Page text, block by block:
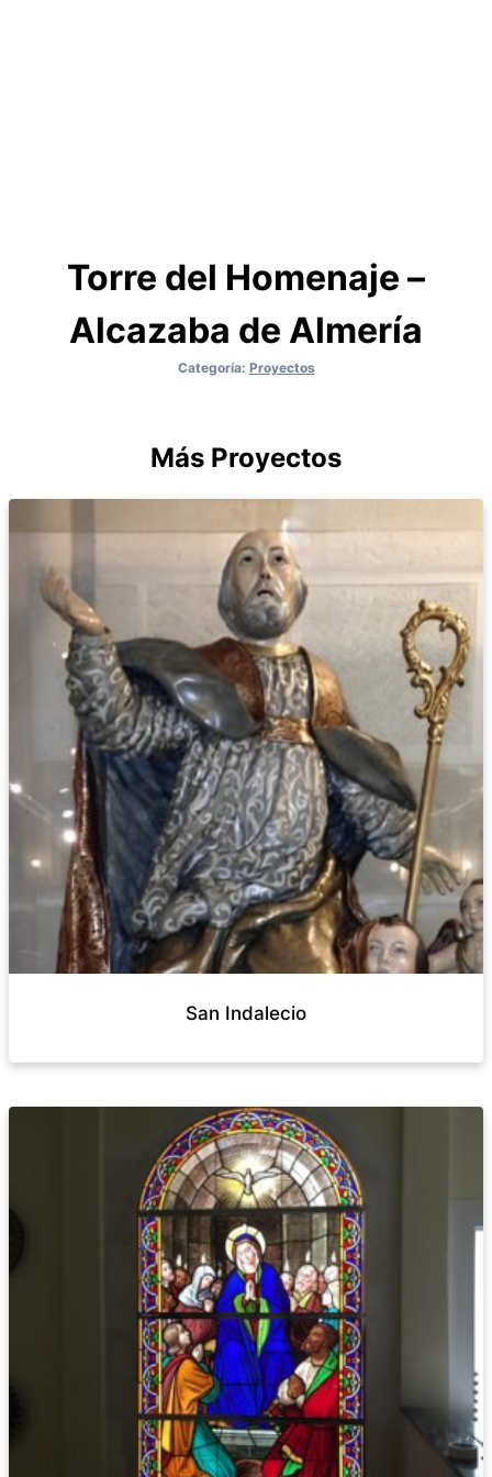
Torre del Homenaje –
Alcazaba de Almería
Categoría: Proyectos
San Indalecio